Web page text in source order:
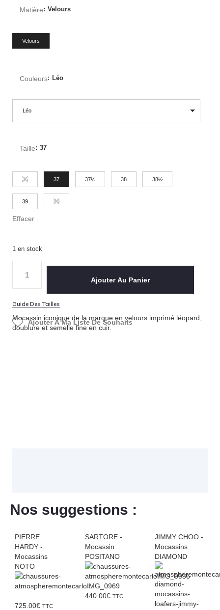
Matière: Velours
Velours
Couleurs: Léo
Léo
Taille: 37
36 37 37½ 38 38½
39 40
Effacer
1 en stock
Ajouter Au Panier
Guide Des Tailles
Ajouter À Ma Liste De Souhaits
Mocassin iconique de la marque en velours imprimé léopard,
doublure et semelle fine en cuir.
Nos suggestions :
PIERRE
HARDY -
Mocassins
NOTO
725.00€ TTC
SARTORE -
Mocassin
POSITANO
440.00€ TTC
JIMMY CHOO -
Mocassins
DIAMOND